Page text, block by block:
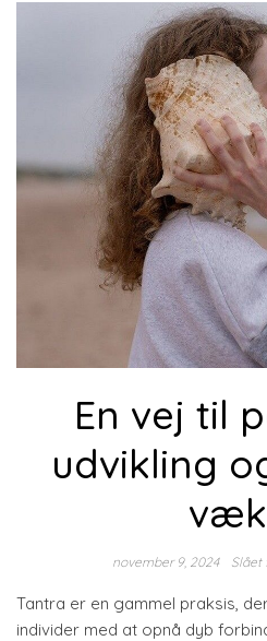
En vej til
udvikling
november 9, 2024 Slået
Tantra er en gammel praksis,
individer med at opnå dyb